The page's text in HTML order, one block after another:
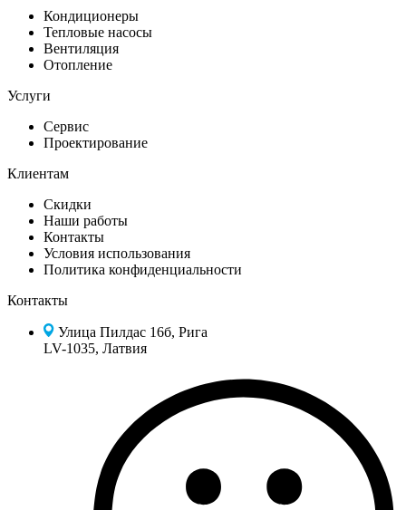
Кондиционеры
Тепловые насосы
Вентиляция
Отопление
Услуги
Сервис
Проектирование
Клиентам
Скидки
Наши работы
Контакты
Условия использования
Политика конфиденциальности
Контакты
Улица Пилдас 16б, Рига
LV-1035, Латвия